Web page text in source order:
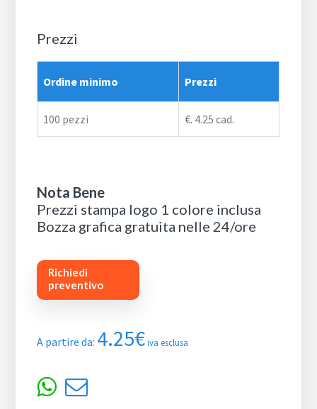
Prezzi
Ordine minimo Prezzi
100 pezzi €. 4.25 cad.
Nota Bene
Prezzi stampa logo 1 colore inclusa
Bozza grafica gratuita nelle 24/ore
Richiedi
preventivo
A partire da: 4.25€ iva esclusa